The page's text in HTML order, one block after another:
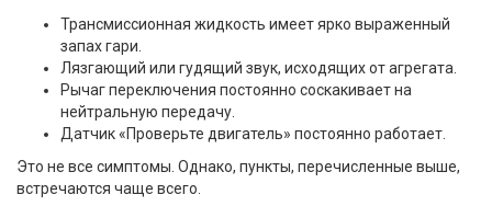
Трансмиссионная жидкость имеет ярко выраженный
запах гари.
Лязгающий или гудящий звук, исходящих от агрегата.
Рычаг переключения постоянно соскакивает на
нейтральную передачу.
Датчик «Проверьте двигатель» постоянно работает.
Это не все симптомы. Однако, пункты, перечисленные выше,
встречаются чаще всего.